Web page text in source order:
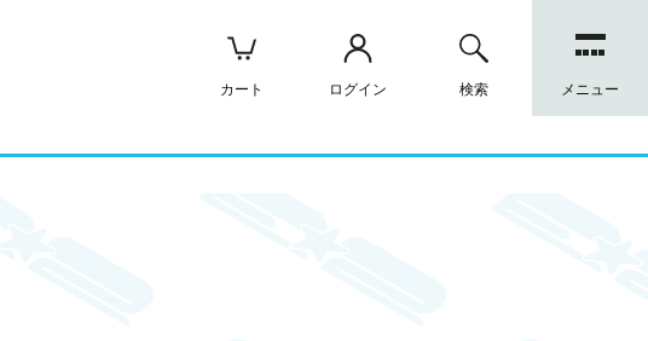
カート ログイン 検索 メニュー